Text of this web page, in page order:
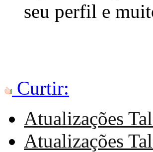
seu perfil e
Curtir:
Atualizações
Atualizações